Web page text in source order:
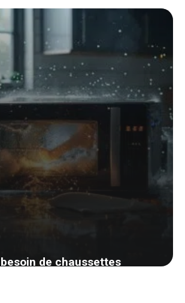
droites sans effort
de chaussettes